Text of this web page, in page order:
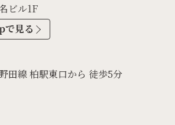
ビル1F
見る
田線 柏駅東口から 徒歩5分